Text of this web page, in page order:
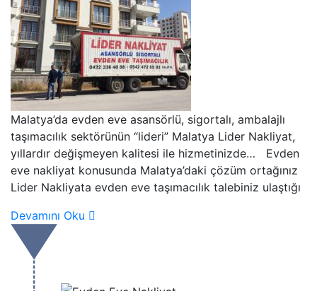
Malatya’da evden eve asansörlü, sigortalı, ambalajlı
taşımacılık sektörünün “lideri” Malatya Lider Nakliyat,
yıllardır değişmeyen kalitesi ile hizmetinizde… Evden
eve nakliyat konusunda Malatya’daki çözüm ortağınız
Lider Nakliyata evden eve taşımacılık talebiniz ulaştığı
Devamını Oku